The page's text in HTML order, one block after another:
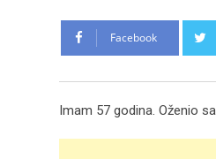
Facebook
Imam 57 godina. Oženio